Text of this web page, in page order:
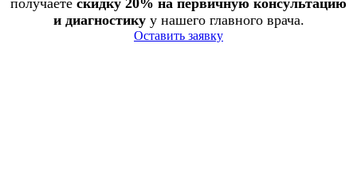
получаете скидку 20% на первичную консультацию
и диагностикуу нашего главного врача.
Оставить заявку